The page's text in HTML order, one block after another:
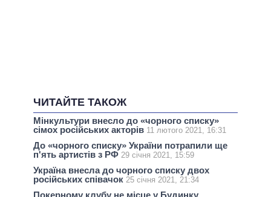
ЧИТАЙТЕ ТАКОЖ
Мінкультури внесло до «чорного списку»
сімох російських акторів 11 лютого 2021, 16:31
До «чорного списку» України потрапили ще
п'ять артистів з РФ 29 січня 2021, 15:59
Україна внесла до чорного списку двох
російських співачок 25 січня 2021, 21:34